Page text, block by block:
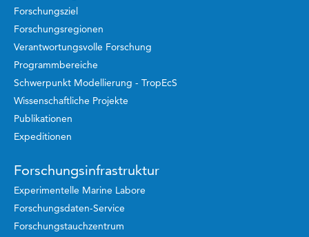
Forschungsziel
Forschungsregionen
Verantwortungsvolle Forschung
Programmbereiche
Schwerpunkt Modellierung - TropEcS
Wissenschaftliche Projekte
Publikationen
Expeditionen
Forschungsinfrastruktur
Experimentelle Marine Labore
Forschungsdaten-Service
Forschungstauchzentrum